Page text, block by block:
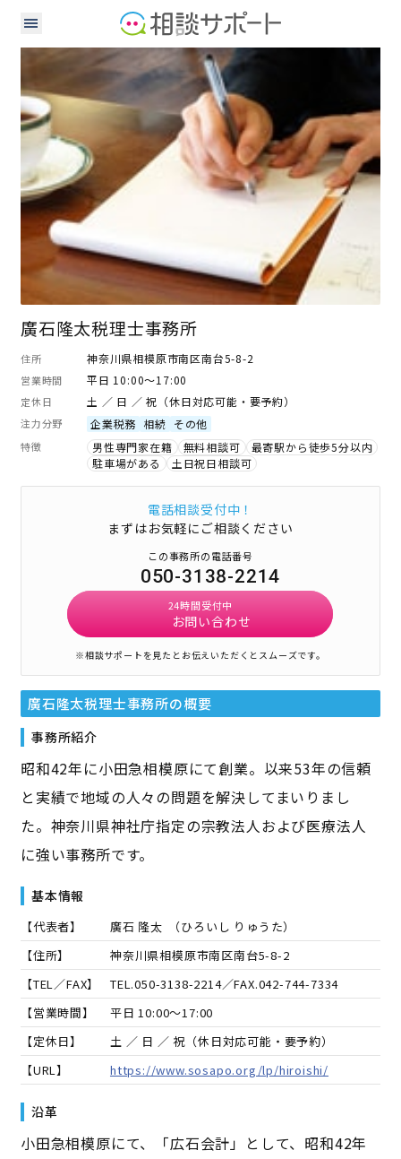
税理士
廣石隆太税理士事務所
住所 神奈川県相模原市南区南台5-8-2
営業時間 平日 10:00～17:00
定休日 土 ／ 日 ／ 祝（休日対応可能・要予約）
注力分野 企業税務 相続 その他
特徴 男性専門家在籍 無料相談可
最寄駅から徒歩5分以内
駐車場がある
土日祝日相談可
電話相談受付中！
まずはお気軽にご相談ください
この事務所の電話番号
050-3138-2214
24時間受付中
お問い合わせ
※相談サポートを見たとお伝えいただくとスムーズです。
廣石隆太税理士事務所の概要
事務所紹介
昭和42年に小田急相模原にて創業。以来53年の信頼
と実績で地域の人々の問題を解決してまいりまし
た。神奈川県神社庁指定の宗教法人および医療法人
に強い事務所です。
基本情報
【代表者】 廣石 隆太 （ひろいし りゅうた）
【住所】
神奈川県相模原市南区南台5-8-2
【TEL／FAX】
TEL.050-3138-2214／FAX.042-744-7334
【営業時間】
平日 10:00～17:00
【定休日】
土 ／ 日 ／ 祝（休日対応可能・要予約）
【URL】
https://www.sosapo.org/lp/hiroishi/
沿革
小田急相模原にて、「広石会計」として、昭和42年